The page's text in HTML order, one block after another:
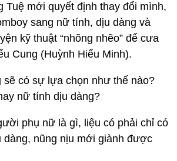
Tuệ mới quyết định thay đổi mình,
sang nữ tính, dịu dàng và
kỹ thuật “nhõng nhẽo” để cưa
Cung (Huỳnh Hiểu Minh).
sẽ có sự lựa chọn như thế nào?
nữ tính dịu dàng?
phụ nữ là gì, liệu có phải chỉ có
dàng, nũng nịu mới giành được